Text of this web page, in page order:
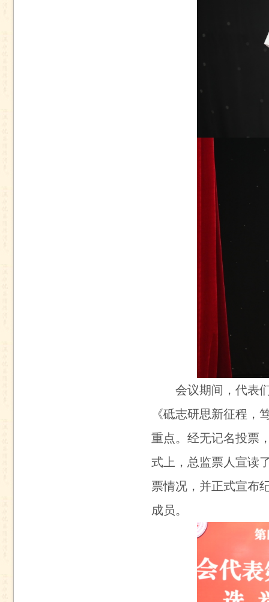
会议期间，代表
《砥志研思新征程
重点。经无记名投票
式上，总监票人宣读
票情况，并正式宣布
成员。